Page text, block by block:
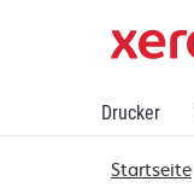
Drucker
Startseite